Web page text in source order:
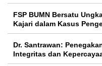
FSP BUMN Bersatu
Kajari dalam Kasus
Dr. Santrawan:
Integritas dan